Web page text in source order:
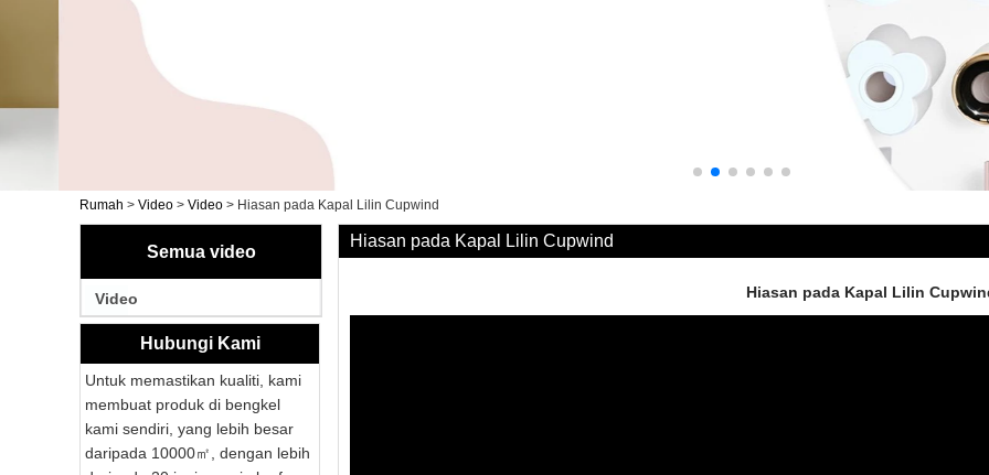
Rumah > Video > Video > Hiasan pada Kapal Lilin Cupwind
Semua video
Video
Hubungi Kami
Untuk memastikan kualiti, kami
membuat produk di bengkel
kami sendiri, yang lebih besar
daripada 10000㎡, dengan lebih
Hiasan pada Kapal Lilin Cupwind
Hiasan pada Kapal Lilin